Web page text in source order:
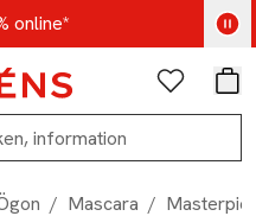
online*nu
Favoriter
/ Mascara /